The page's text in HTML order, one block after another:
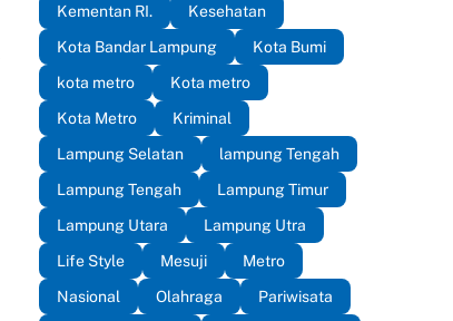
Kementan RI.
Kesehatan
Kota Bandar Lampung
Kota Bumi
kota metro
Kota metro
Kota Metro
Kriminal
Lampung Selatan
lampung Tengah
Lampung Tengah
Lampung Timur
Lampung Utara
Lampung Utra
Life Style
Mesuji
Metro
Nasional
Olahraga
Pariwisata